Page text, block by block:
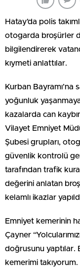
Hatay’da polis
otogarda broşürler
bilgilendirerek
kıymeti anlattılar.
Kurban Bayramı’na
yoğunluk
kazalarda can
Vilayet Emniyet
Şubesi grupları,
güvenlik kontrolü
tarafından trafik
değerini anlatan
kelamlı ikazlar
Emniyet kemerinin
Çayner
doğrusunu yaptılar.
kemerimi